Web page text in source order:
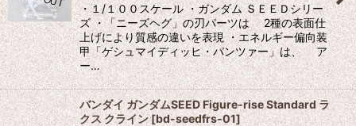
・１/１００スケール ・ガンダム ＳＥＥＤシリー
ズ ・「ニーズヘグ」の刃パーツは 2種の表面仕
上げにより質感の違いを表現 ・エネルギー偏向装
甲「ゲシュマイディッヒ・パンツァー」は、 ア
ー…
バンダイ ガンダムSEED Figure-rise Standard ラ
クス クライン[bd-seedfrs-01]